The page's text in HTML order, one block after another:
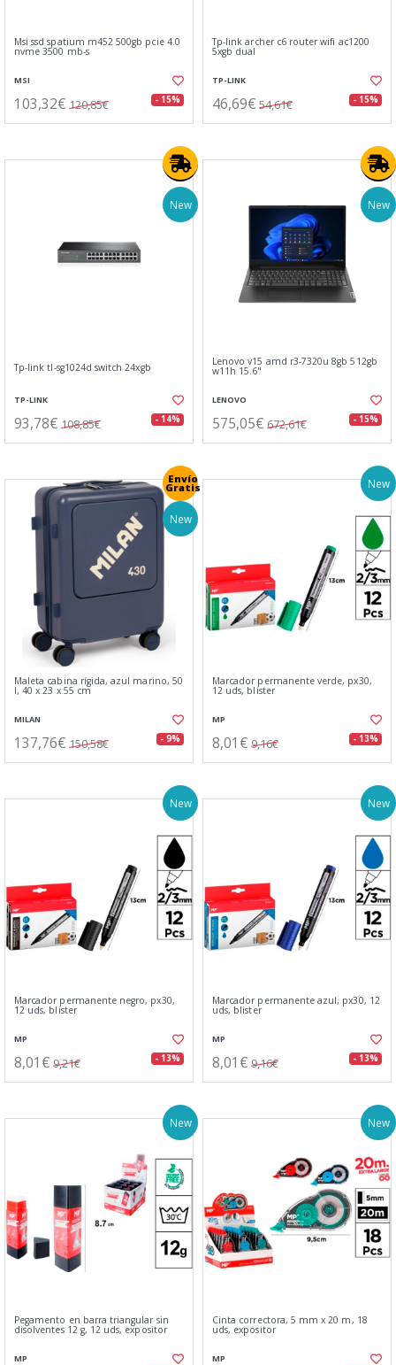
Msi ssd spatium m452 500gb pcie 4.0
nvme 3500 mb-s
MSI
103,32€ 120,85€ - 15%
Tp-link archer c6 router wifi ac1200
5xgb dual
TP-LINK
46,69€ 54,61€ - 15%
New
Tp-link tl-sg1024d switch 24xgb
TP-LINK
93,78€ 108,85€ - 14%
New
Lenovo v15 amd r3-7320u 8gb 512gb
w11h 15.6"
LENOVO
575,05€ 672,61€ - 15%
Envío
Gratis
New
Maleta cabina rígida, azul marino, 50
l, 40 x 23 x 55 cm
MILAN
137,76€ 150,58€ - 9%
New
Marcador permanente verde, px30,
12 uds, blister
MP
8,01€ 9,16€ - 13%
New
Marcador permanente negro, px30,
12 uds, blister
MP
8,01€ 9,21€ - 13%
New
Marcador permanente azul, px30, 12
uds, blister
MP
8,01€ 9,16€ - 13%
New
Pegamento en barra triangular sin
disolventes 12 g, 12 uds, expositor
MP
New
Cinta correctora, 5 mm x 20 m, 18
uds, expositor
MP